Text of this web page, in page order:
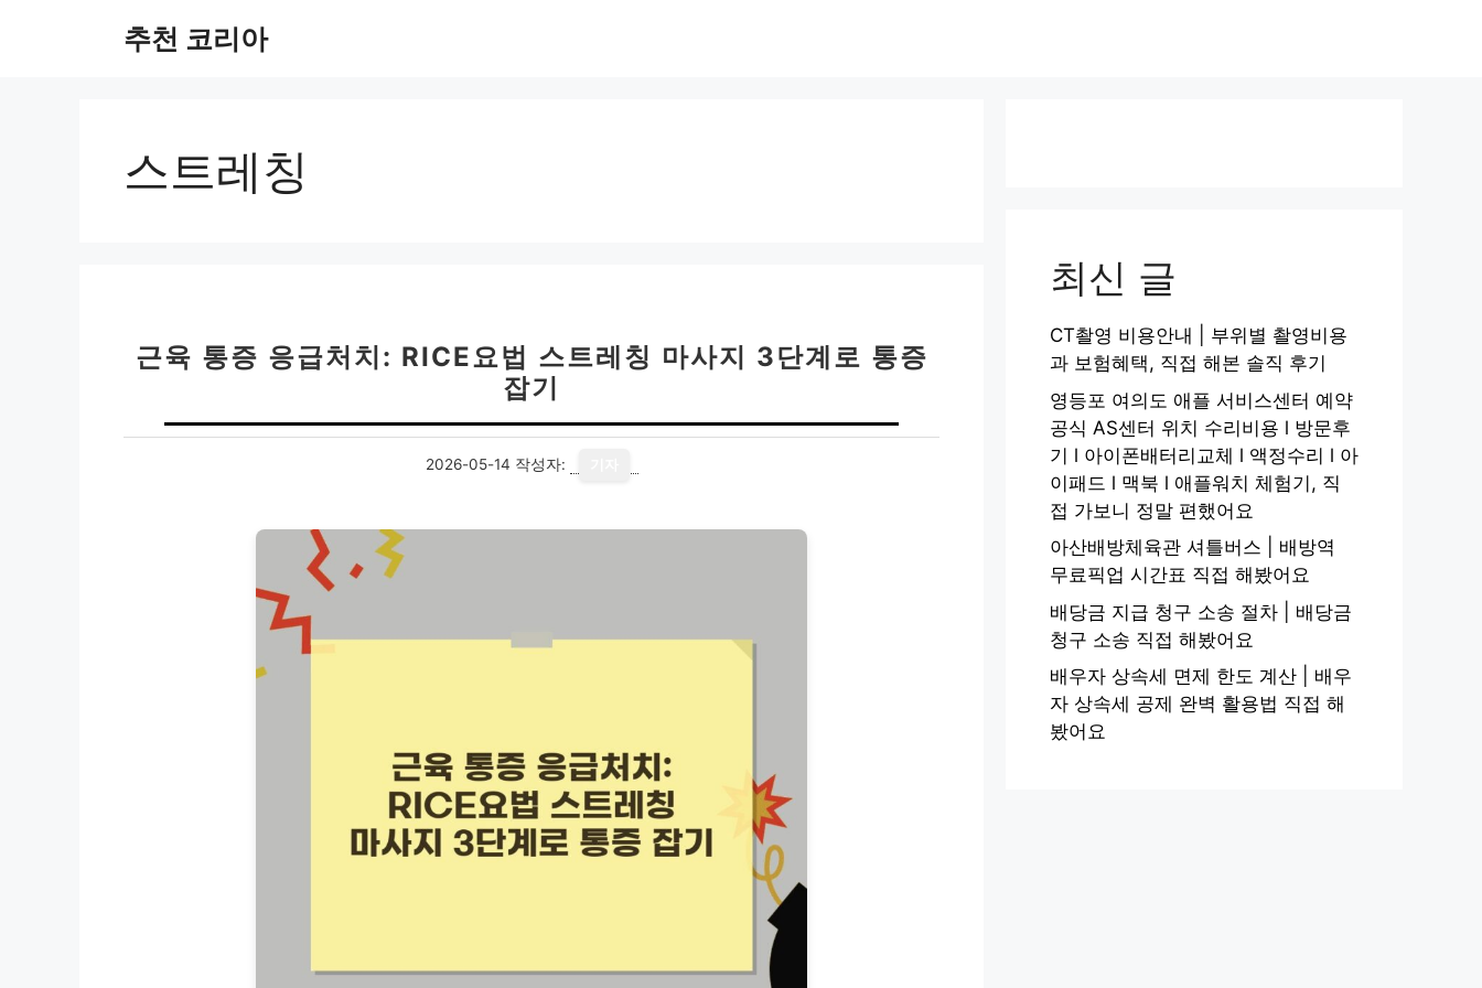
추천 코리아
스트레칭
근육 통증 응급처치: RICE요법 스트레칭 마사지 3단계로 통증
잡기
2026-05-14 작성자:
최신 글
CT촬영 비용안내 | 부위별 촬영비용
과 보험혜택, 직접 해본 솔직 후기
영등포 여의도 애플 서비스센터 예약
공식 AS센터 위치 수리비용 l 방문후
기 l 아이폰배터리교체 l 액정수리 l 아
이패드 l 맥북 l 애플워치 체험기, 직
접 가보니 정말 편했어요
아산배방체육관 셔틀버스 | 배방역
무료픽업 시간표 직접 해봤어요
배당금 지급 청구 소송 절차 | 배당금
청구 소송 직접 해봤어요
배우자 상속세 면제 한도 계산 | 배우
자 상속세 공제 완벽 활용법 직접 해
봤어요